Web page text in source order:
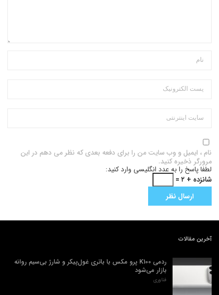
نام ، ایمیل و وب سایت من را برای دفعه بعدی که نظر می دهم در این
مرورگر ذخیره کنید.
لطفا پاسخ را به عدد انگلیسی وارد کنید:
شانزده + ۲ =
آخرین مقالات
ردمی K100 پرو مکس با باتری غول‌پیکر و شارژ بی‌سیم روانه
بازار می‌شود
فناوری